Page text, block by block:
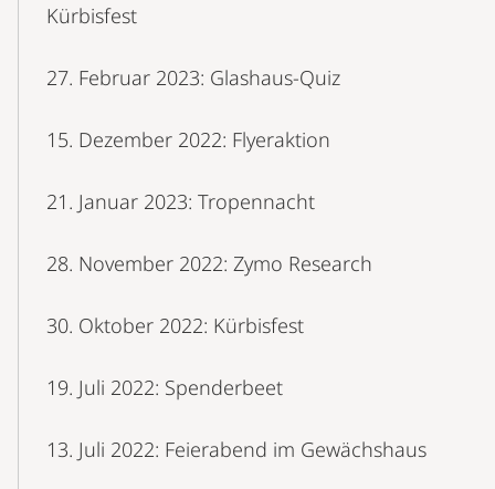
Kürbisfest
27. Februar 2023: Glashaus-Quiz
15. Dezember 2022: Flyeraktion
21. Januar 2023: Tropennacht
28. November 2022: Zymo Research
30. Oktober 2022: Kürbisfest
19. Juli 2022: Spenderbeet
13. Juli 2022: Feierabend im Gewächshaus